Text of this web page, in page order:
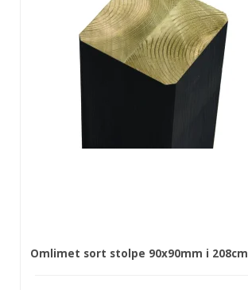
Omlimet sort stolpe 90x90mm i 208cm